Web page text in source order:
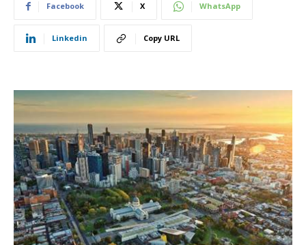
Facebook X WhatsApp
Linkedin Copy URL